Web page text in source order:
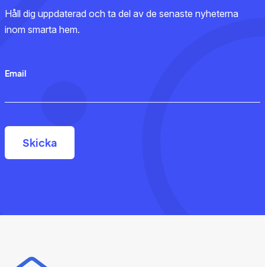
Håll dig uppdaterad och ta del av de senaste nyheterna
inom smarta hem.
Email